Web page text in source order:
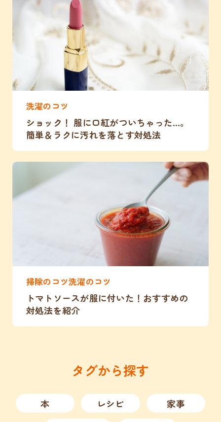
洗濯のコツ
ショック！ 服に口紅がついちゃった…。
簡単＆ラクに汚れを落とす対処法
掃除のコツ洗濯のコツ
トマトソースが服に付いた！おすすめの
対処法を紹介
タグから探す
本 レシピ
家事